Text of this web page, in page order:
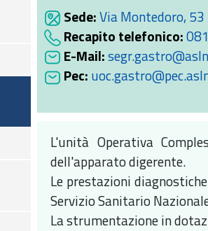
Sede:Via Montedoro, 53
Recapito telefonico:
E-Mail:
Pec:
L'unità Operativa
dell'apparato digerente.
Le prestazioni
Servizio Sanitario
La strumentazione in